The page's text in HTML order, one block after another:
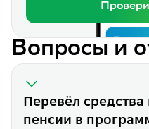
Вопросы и
Перевёл
пенсии в